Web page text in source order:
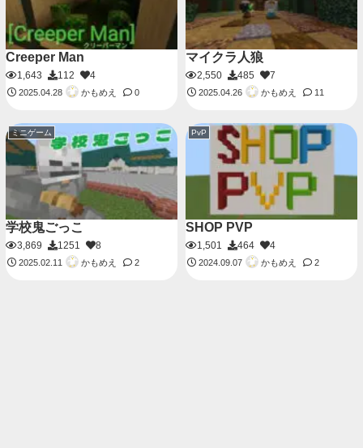
Creeper Man
1,643 112 4
2025.04.28 かもめえ 0
マイクラ人狼
2,550 485 7
2025.04.26 かもめえ 11
ミニゲーム
学校鬼ごっこ
3,869 1251 8
2025.02.11 かもめえ 2
PvP
SHOP PVP
1,501 464 4
2024.09.07 かもめえ 2